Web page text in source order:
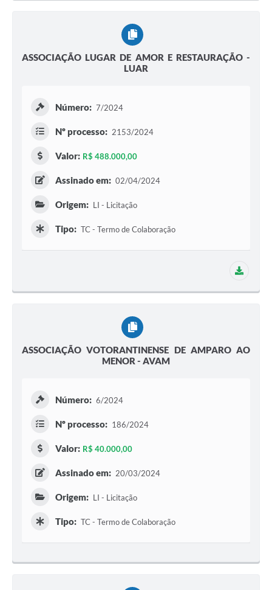
ASSOCIAÇÃO LUGAR DE AMOR E RESTAURAÇÃO -
LUAR
Número: 7/2024
Nº processo: 2153/2024
Valor: R$ 488.000,00
Assinado em: 02/04/2024
Origem: LI - Licitação
Tipo: TC - Termo de Colaboração
ASSOCIAÇÃO VOTORANTINENSE DE AMPARO AO
MENOR - AVAM
Número: 6/2024
Nº processo: 186/2024
Valor: R$ 40.000,00
Assinado em: 20/03/2024
Origem: LI - Licitação
Tipo: TC - Termo de Colaboração